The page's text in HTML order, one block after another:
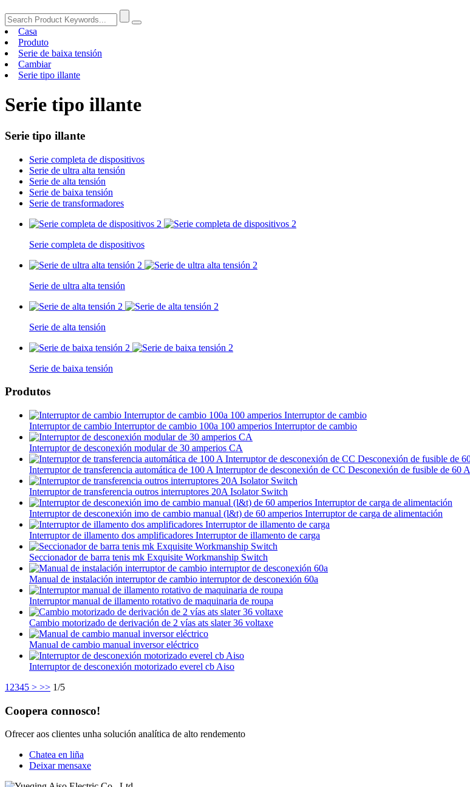
Casa
Produto
Serie de baixa tensión
Cambiar
Serie tipo illante
Serie tipo illante
Serie tipo illante
Serie completa de dispositivos
Serie de ultra alta tensión
Serie de alta tensión
Serie de baixa tensión
Serie de transformadores
Serie completa de dispositivos
Serie de ultra alta tensión
Serie de alta tensión
Serie de baixa tensión
Produtos
Interruptor de cambio Interruptor de cambio 100a 100 amperios Interruptor de cambio
Interruptor de desconexión modular de 30 amperios CA
Interruptor de transferencia automática de 100 A Interruptor de desconexión de CC Desconexión de fusible de 60 A
Interruptor de transferencia outros interruptores 20A Isolator Switch
Interruptor de desconexión imo de cambio manual (l&t) de 60 amperios Interruptor de carga de alimentación
Interruptor de illamento dos amplificadores Interruptor de illamento de carga
Seccionador de barra tenis mk Exquisite Workmanship Switch
Manual de instalación interruptor de cambio interruptor de desconexión 60a
Interruptor manual de illamento rotativo de maquinaria de roupa
Cambio motorizado de derivación de 2 vías ats slater 36 voltaxe
Manual de cambio manual inversor eléctrico
Interruptor de desconexión motorizado everel cb Aiso
1 2345 > >> 1/5
Coopera connosco!
Ofrecer aos clientes unha solución analítica de alto rendemento
Chatea en liña
Deixar mensaxe